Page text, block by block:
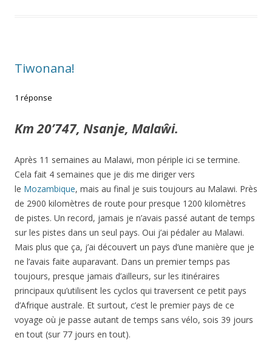
Tiwonana!
1 réponse
Km 20’747, Nsanje, Malaŵi.
Après 11 semaines au Malawi, mon périple ici se termine.
Cela fait 4 semaines que je dis me diriger vers
le Mozambique, mais au final je suis toujours au Malawi. Près
de 2900 kilomètres de route pour presque 1200 kilomètres
de pistes. Un record, jamais je n’avais passé autant de temps
sur les pistes dans un seul pays. Oui j’ai pédaler au Malawi.
Mais plus que ça, j’ai découvert un pays d’une manière que je
ne l’avais faite auparavant. Dans un premier temps pas
toujours, presque jamais d’ailleurs, sur les itinéraires
principaux qu’utilisent les cyclos qui traversent ce petit pays
d’Afrique australe. Et surtout, c’est le premier pays de ce
voyage où je passe autant de temps sans vélo, sois 39 jours
en tout (sur 77 jours en tout).